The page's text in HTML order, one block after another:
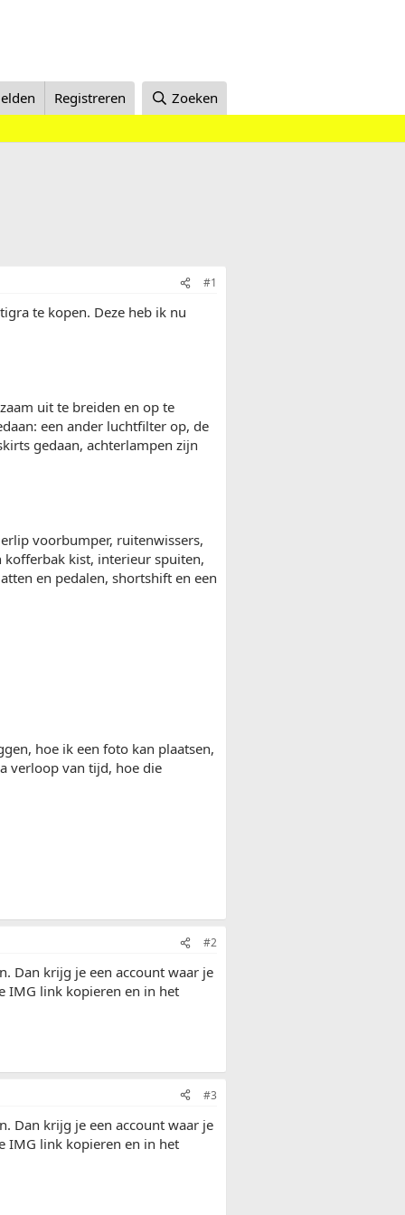
Registreren Zoeken
#1
te kopen. Deze heb ik nu
uit te breiden en op te
een ander luchtfilter op, de
gedaan, achterlampen zijn
voorbumper, ruitenwissers,
kofferbak kist, interieur spuiten,
en pedalen, shortshift en een
hoe ik een foto kan plaatsen,
verloop van tijd, hoe die
#2
Dan krijg je een account waar je
IMG link kopieren en in het
#3
Dan krijg je een account waar je
IMG link kopieren en in het